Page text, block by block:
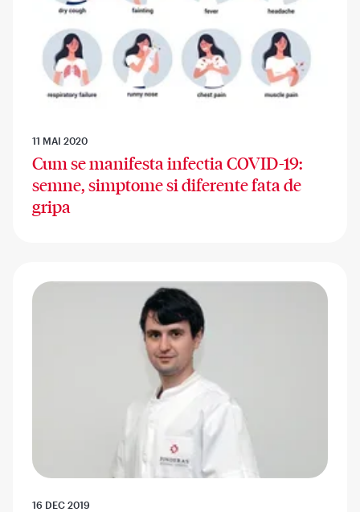
11 MAI 2020
Cum se manifesta infectia COVID-19:
semne, simptome si diferente fata de
gripa
16 DEC 2019